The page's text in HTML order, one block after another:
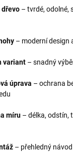
– tvrdé, odolné,
– moderní design
variant – snadný
úprava – ochrana
míru – délka, odstín,
– přehledný